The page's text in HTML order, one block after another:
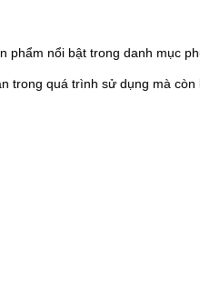
phẩm nổi bật trong danh mục
trong quá trình sử dụng mà